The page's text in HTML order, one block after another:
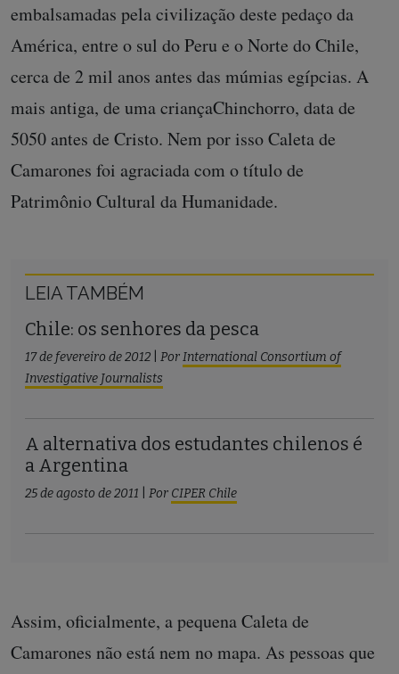
embalsamadas pela civilização deste pedaço da
América, entre o sul do Peru e o Norte do Chile,
cerca de 2 mil anos antes das múmias egípcias. A
mais antiga, de uma criançaChinchorro, data de
5050 antes de Cristo. Nem por isso Caleta de
Camarones foi agraciada com o título de
Patrimônio Cultural da Humanidade.
LEIA TAMBÉM
Chile: os senhores da pesca
17 de fevereiro de 2012 PorInternational Consortium of
Investigative Journalists
A alternativa dos estudantes chilenos é
a Argentina
25 de agosto de 2011 Por CIPER Chile
Assim, oficialmente, a pequena Caleta de
Camarones não está nem no mapa. As pessoas que